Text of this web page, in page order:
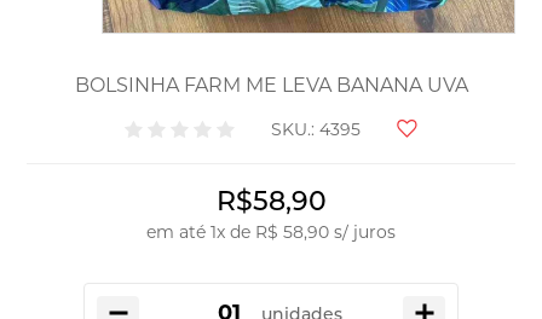
BOLSINHA FARM ME LEVA BANANA UVA
SKU.: 4395
R$58,90
em até 1x de R$ 58,90 s/ juros
unidades